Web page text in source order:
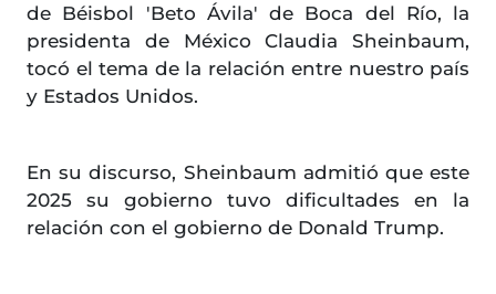
de Béisbol 'Beto Ávila' de Boca del Río, la
presidenta de México Claudia Sheinbaum,
tocó el tema de la relación entre nuestro país
y Estados Unidos.
En su discurso, Sheinbaum admitió que este
2025 su gobierno tuvo dificultades en la
relación con el gobierno de Donald Trump.